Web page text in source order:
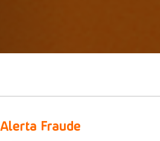
Alerta Fraude